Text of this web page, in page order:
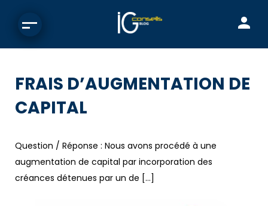
FRAIS D’AUGMENTATION DE
CAPITAL
Question / Réponse : Nous avons procédé à une
augmentation de capital par incorporation des
créances détenues par un de […]